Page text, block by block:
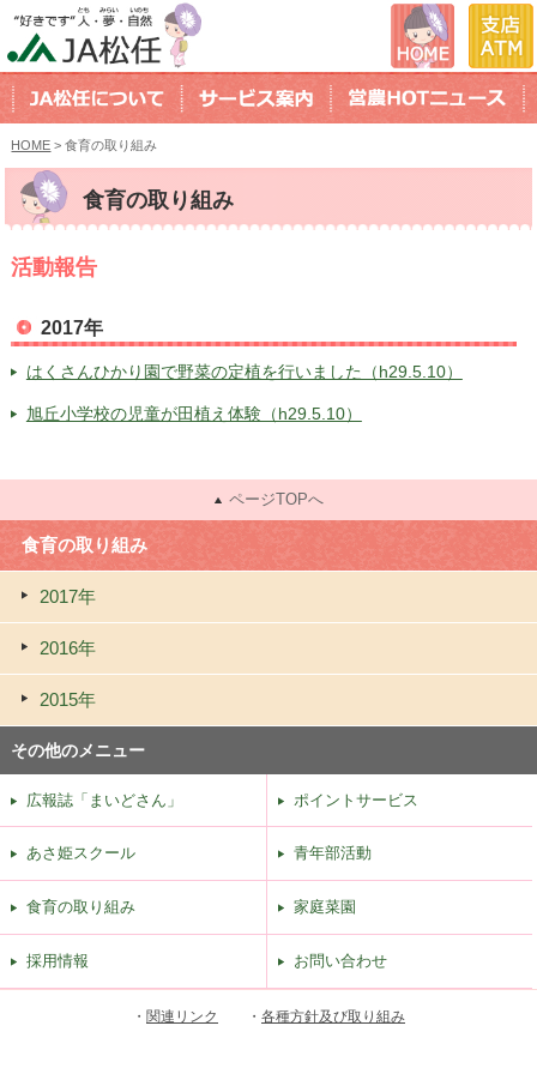
HOME > 食育の取り組み
食育の取り組み
活動報告
2017年
はくさんひかり園で野菜の定植を行いました（h29.5.10）
旭丘小学校の児童が田植え体験（h29.5.10）
ページTOPへ
食育の取り組み
2017年
2016年
2015年
その他のメニュー
広報誌「まいどさん」 ポイントサービス
あさ姫スクール 青年部活動
食育の取り組み 家庭菜園
採用情報 お問い合わせ
・ 関連リンク ・ 各種方針及び取り組み